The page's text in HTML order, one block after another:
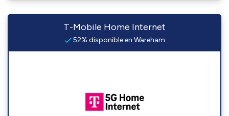
T-Mobile Home Internet
52% disponible en Wareham